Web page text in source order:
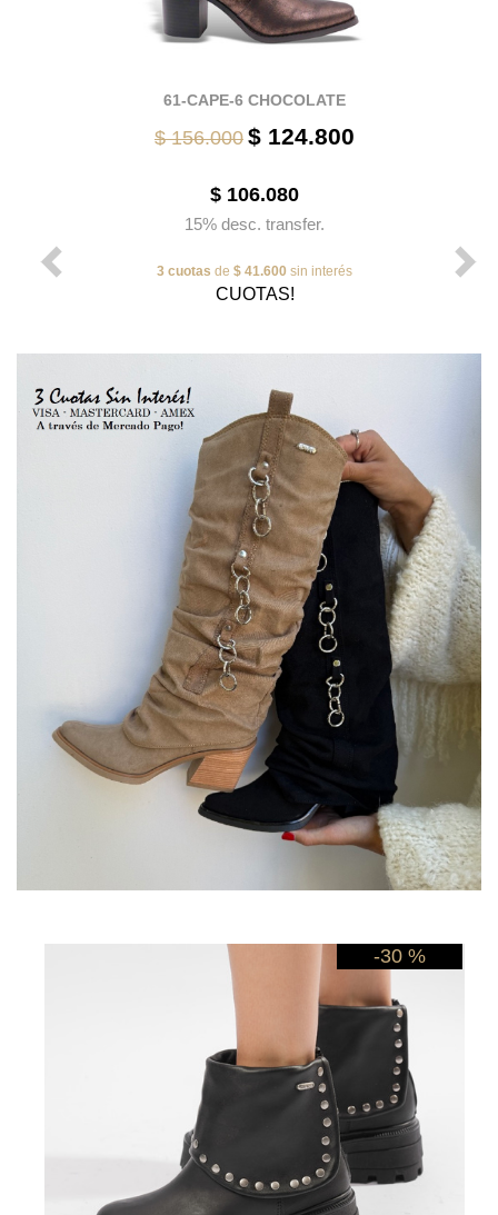
61-CAPE-6 CHOCOLATE
$ 156.000 $ 124.800
$ 106.080
15% desc. transfer.
3 cuotas de $ 41.600 sin interés
CUOTAS!
-30 %